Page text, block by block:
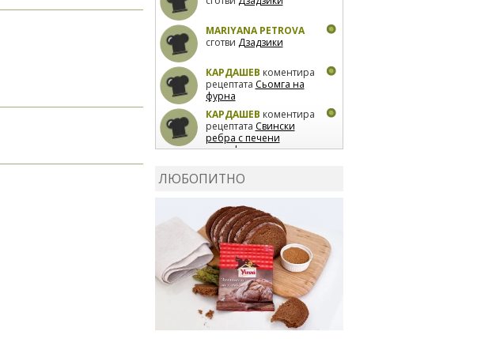
MARIYANA PETROVA
сготви Дзадзики
КАРДАШЕВ коментира
рецептата Сьомга на
фурна
КАРДАШЕВ коментира
рецептата Свински
ребра с печени
картофи
лимон
коментира рецептата
Киноа със зеленчуци
ЛЮБОПИТНО